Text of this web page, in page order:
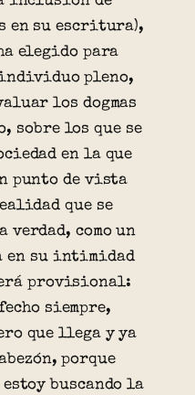
en su escritura),
elegido para
pleno,
los dogmas
sobre los que se
en la que
punto de vista
que se
verdad, como un
en su intimidad
provisional:
siempre,
que llega y ya
porque
buscando la